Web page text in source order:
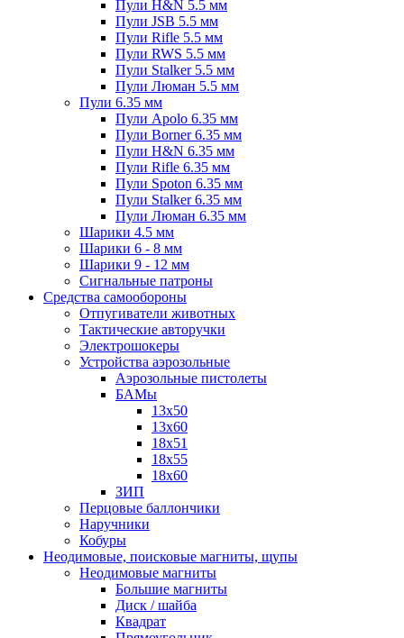
Пули H&N 5.5 мм
Пули JSB 5.5 мм
Пули Rifle 5.5 мм
Пули RWS 5.5 мм
Пули Stalker 5.5 мм
Пули Люман 5.5 мм
Пули 6.35 мм
Пули Apolo 6.35 мм
Пули Borner 6.35 мм
Пули H&N 6.35 мм
Пули Rifle 6.35 мм
Пули Spoton 6.35 мм
Пули Stalker 6.35 мм
Пули Люман 6.35 мм
Шарики 4.5 мм
Шарики 6 - 8 мм
Шарики 9 - 12 мм
Сигнальные патроны
Средства самообороны
Отпугиватели животных
Тактические авторучки
Электрошокеры
Устройства аэрозольные
Аэрозольные пистолеты
БАМы
13х50
13х60
18х51
18х55
18х60
ЗИП
Перцовые баллончики
Наручники
Кобуры
Неодимовые, поисковые магниты, щупы
Неодимовые магниты
Большие магниты
Диск / шайба
Квадрат